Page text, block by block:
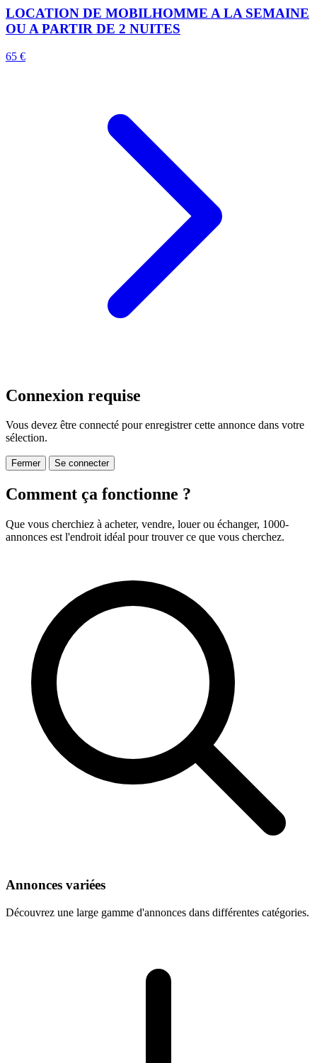
LOCATION DE MOBILHOMME A LA SEMAINE
OU A PARTIR DE 2 NUITES
65 €
Connexion requise
Vous devez être connecté pour enregistrer cette annonce dans votre
sélection.
Fermer Se connecter
Comment ça fonctionne ?
Que vous cherchiez à acheter, vendre, louer ou échanger, 1000-
annonces est l'endroit idéal pour trouver ce que vous cherchez.
Annonces variées
Découvrez une large gamme d'annonces dans différentes catégories.